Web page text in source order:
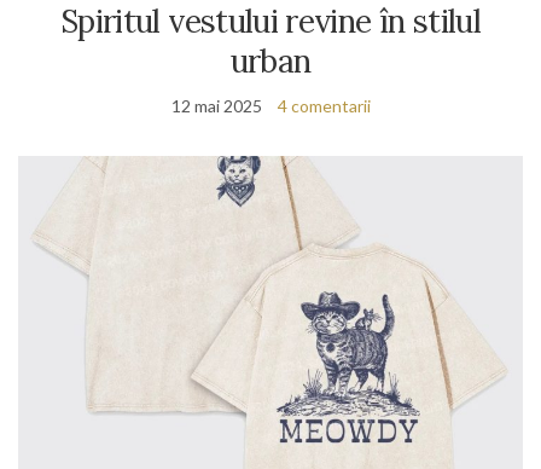
Spiritul vestului revine în stilul
urban
12 mai 2025 4 comentarii